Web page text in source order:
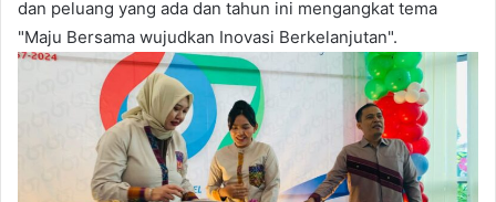
dan peluang yang ada dan tahun ini mengangkat tema
"Maju Bersama wujudkan Inovasi Berkelanjutan".